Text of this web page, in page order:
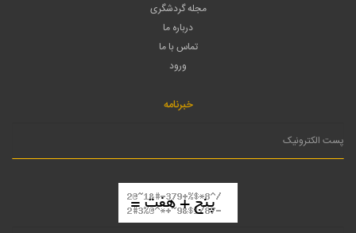
مجله گردشگری
درباره ما
تماس با ما
ورود
خبرنامه